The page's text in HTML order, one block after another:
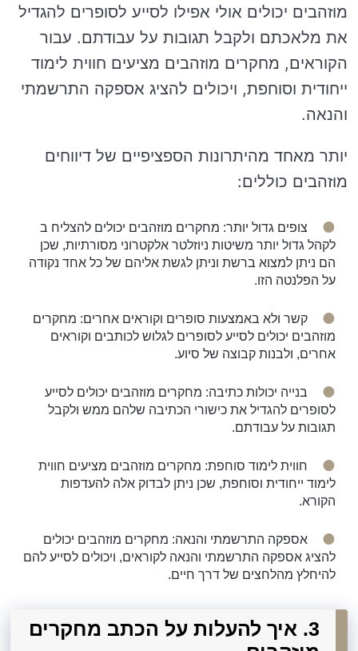
מוזהבים יכולים אולי אפילו לסייע לסופרים להגדיל
את מלאכתם ולקבל תגובות על עבודתם. עבור
הקוראים, מחקרים מוזהבים מציעים חווית לימוד
ייחודית וסוחפת, ויכולים להציג אספקה התרשמתי
והנאה.
יותר מאחד מהיתרונות הספציפיים של דיווחים
מוזהבים כוללים:
צופים גדול יותר: מחקרים מוזהבים יכולים להצליח ב
לקהל גדול יותר משיטות ניוזלטר אלקטרוני מסורתיות, שכן
הם ניתן למצוא ברשת וניתן לגשת אליהם של כל אחד נקודה
על הפלנטה הזו.
קשר ולא באמצעות סופרים וקוראים אחרים: מחקרים
מוזהבים יכולים לסייע לסופרים לגלוש לכותבים וקוראים
אחרים, ולבנות קבוצה של סיוע.
בנייה יכולות כתיבה: מחקרים מוזהבים יכולים לסייע
לסופרים להגדיל את כישורי הכתיבה שלהם ממש ולקבל
תגובות על עבודתם.
חווית לימוד סוחפת: מחקרים מוזהבים מציעים חווית
לימוד ייחודית וסוחפת, שכן ניתן לבדוק אלה להעדפות
הקורא.
אספקה התרשמתי והנאה: מחקרים מוזהבים יכולים
להציג אספקה התרשמתי והנאה לקוראים, ויכולים לסייע להם
להיחלץ מהלחצים של דרך חיים.
3. איך להעלות על הכתב מחקרים